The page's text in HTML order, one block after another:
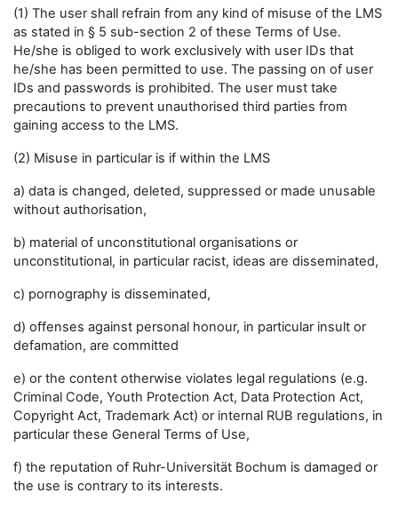
(1) The user shall refrain from any kind of misuse of the LMS
as stated in § 5 sub-section 2 of these Terms of Use.
He/she is obliged to work exclusively with user IDs that
he/she has been permitted to use. The passing on of user
IDs and passwords is prohibited. The user must take
precautions to prevent unauthorised third parties from
gaining access to the LMS.
(2) Misuse in particular is if within the LMS
a) data is changed, deleted, suppressed or made unusable
without authorisation,
b) material of unconstitutional organisations or
unconstitutional, in particular racist, ideas are disseminated,
c) pornography is disseminated,
d) offenses against personal honour, in particular insult or
defamation, are committed
e) or the content otherwise violates legal regulations (e.g.
Criminal Code, Youth Protection Act, Data Protection Act,
Copyright Act, Trademark Act) or internal RUB regulations, in
particular these General Terms of Use,
f) the reputation of Ruhr-Universität Bochum is damaged or
the use is contrary to its interests.